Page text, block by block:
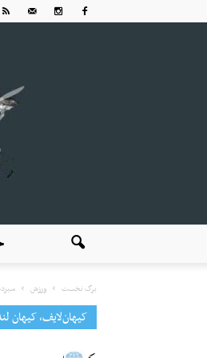
برگ نخست ورزش
کیهان‌لایف، کیهان